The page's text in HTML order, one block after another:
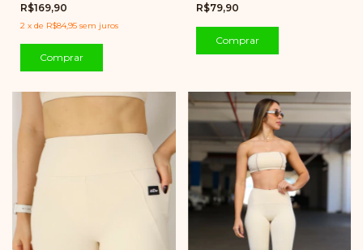
R$169,90
2 x de R$84,95 sem juros
Comprar
R$79,90
Comprar